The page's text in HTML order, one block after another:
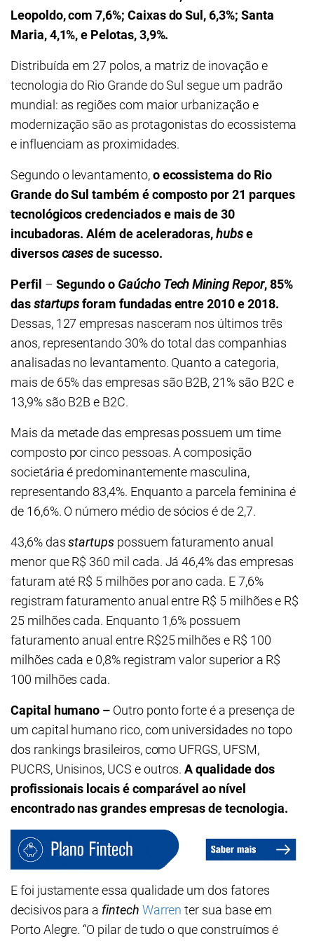
Leopoldo, com 7,6%; Caixas do Sul, 6,3%; Santa
Maria, 4,1%, e Pelotas, 3,9%.
Distribuída em 27 polos, a matriz de inovação e
tecnologia do Rio Grande do Sul segue um padrão
mundial: as regiões com maior urbanização e
modernização são as protagonistas do ecossistema
e influenciam as proximidades.
Segundo o levantamento,o ecossistema do Rio
Grande do Sul também é composto por 21 parques
tecnológicoscredenciados e mais de 30
incubadoras. Além de aceleradoras,hubse
diversoscasesde sucesso.
Perfil – Segundo o Gaúcho Tech Mining Repor, 85%
dasstartupsforam fundadas entre 2010 e 2018.
Dessas, 127 empresas nasceram nos últimos três
anos, representando 30% do total das companhias
analisadas no levantamento. Quanto a categoria,
mais de 65% das empresas são B2B, 21% são B2C e
13,9% são B2B e B2C.
Mais da metade das empresas possuem um time
composto por cinco pessoas. A composição
societária é predominantemente masculina,
representando 83,4%. Enquanto a parcela feminina é
de 16,6%. O número médio de sócios é de 2,7.
43,6% dasstartups possuem faturamento anual
menor que R$ 360 mil cada. Já 46,4% das empresas
faturam até R$ 5 milhões por ano cada. E 7,6%
registram faturamento anual entre R$ 5 milhões e R$
25 milhões cada. Enquanto 1,6% possuem
faturamento anual entre R$25 milhões e R$ 100
milhões cada e 0,8% registram valor superior a R$
100 milhões cada.
Capital humano – Outro ponto forte é a presença de
um capital humano rico, com universidades no topo
dos rankings brasileiros, como UFRGS, UFSM,
PUCRS, Unisinos, UCS e outros.A qualidade dos
profissionais locais é comparável ao nível
encontrado nas grandes empresas de tecnologia.
E foi justamente essa qualidade um dos fatores
decisivos para a fintech Warren ter sua base em
Porto Alegre. “O pilar de tudo o que construímos é